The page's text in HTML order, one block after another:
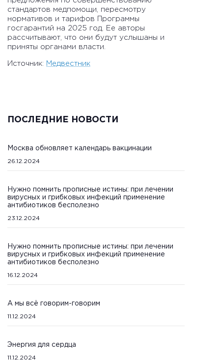
стандартов медпомощи, пересмотру
нормативов и тарифов Программы
госгарантий на 2025 год. Ее авторы
рассчитывают, что они будут услышаны и
приняты органами власти.
Источник: Медвестник
ПОСЛЕДНИЕ НОВОСТИ
Москва обновляет календарь вакцинации
26.12.2024
Нужно помнить прописные истины: при лечении
вирусных и грибковых инфекций применение
антибиотиков бесполезно
23.12.2024
Нужно помнить прописные истины: при лечении
вирусных и грибковых инфекций применение
антибиотиков бесполезно
16.12.2024
А мы всё говорим-говорим
11.12.2024
Энергия для сердца
11.12.2024